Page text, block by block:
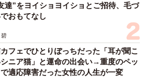
達”をヨイショヨイショとご招待、毛づ
おもてなし
碧
フェでひとりぼっちだった「耳が聞こ
ニア猫」と運命の出会い→重度のペッ
で適応障害だった女性の人生が一変